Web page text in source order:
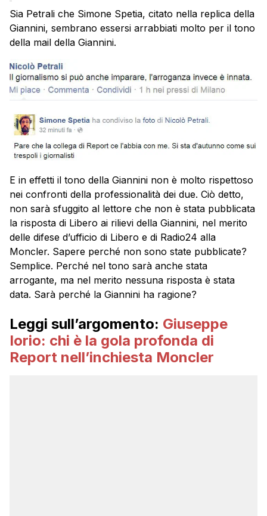
Sia Petrali che Simone Spetia, citato nella replica della
Giannini, sembrano essersi arrabbiati molto per il tono
della mail della Giannini.
E in effetti il tono della Giannini non è molto rispettoso
nei confronti della professionalità dei due. Ciò detto,
non sarà sfuggito al lettore che non è stata pubblicata
la risposta di Libero ai rilievi della Giannini, nel merito
delle difese d’ufficio di Libero e di Radio24 alla
Moncler. Sapere perché non sono state pubblicate?
Semplice. Perché nel tono sarà anche stata
arrogante, ma nel merito nessuna risposta è stata
data. Sarà perché la Giannini ha ragione?
Leggi sull’argomento: Giuseppe
Iorio: chi è la gola profonda di
Report nell’inchiesta Moncler